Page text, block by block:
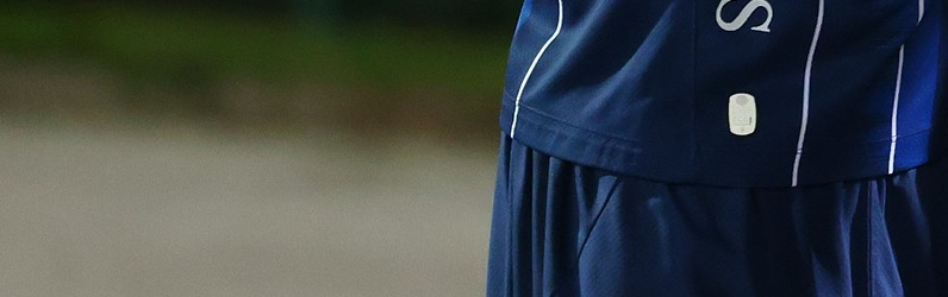
Golmanska porodica za ponos Hercegovine: Nikola na Mundijalu, Filip najbolji golman lige